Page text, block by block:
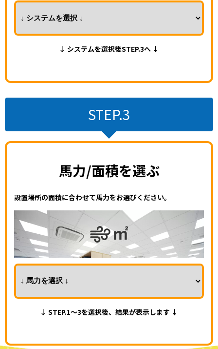
↓ システムを選択後STEP.3へ ↓
STEP.3
馬力/面積を選ぶ
設置場所の面積に合わせて馬力をお選びください。
↓ STEP.1～3を選択後、結果が表示します ↓